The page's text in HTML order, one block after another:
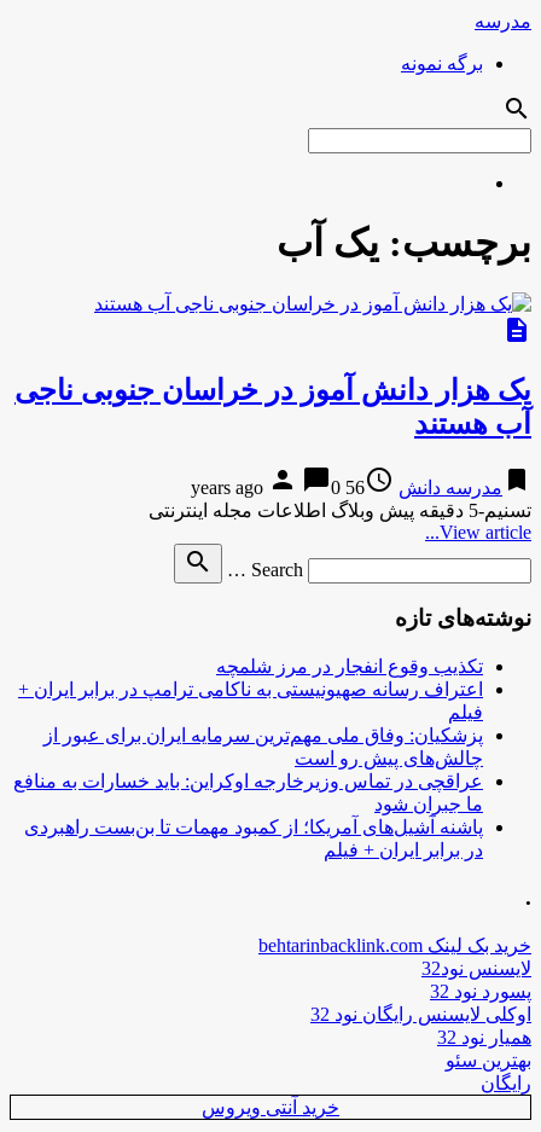
مدرسه
برگه نمونه
search
برچسب: یک آب
description
یک هزار دانش آموز در خراسان جنوبی ناجی
آب هستند
bookmark مدرسه دانش access_time
56 years ago
person chat_bubble0
تسنیم-5 دقیقه پیش وبلاگ اطلاعات مجله اینترنتی
View article...
Search …
search
نوشته‌های تازه
تکذیب وقوع انفجار در مرز شلمچه
اعتراف رسانه صهیونیستی به ناکامی ترامپ در برابر ایران +
فیلم
پزشکیان: وفاق ملی مهم‌ترین سرمایه ایران برای عبور از
چالش‌های پیش رو است
عراقچی در تماس وزیرخارجه اوکراین: باید خسارات به منافع
ما جبران شود
پاشنه آشیل‌های آمریکا؛ از کمبود مهمات تا بن‌بست راهبردی
در برابر ایران + فیلم
.
خرید بک لینک behtarinbacklink.com
لایسنس نود32
پسورد نود 32
اوکلی لایسنس رایگان نود 32
همیار نود 32
بهترین سئو
رایگان
خرید آنتی ویروس